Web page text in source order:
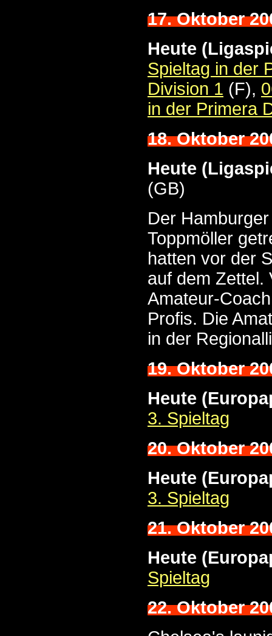
17. Oktober
Heute
Spieltag in der
Division 1 (F),
in der Primera
18. Oktober
Heute
(GB)
Der
Toppmöller
hatten vor der
auf dem Zettel.
Amateur-
Profis. Die
in der
19. Oktober
Heute
3. Spieltag
20. Oktober
Heute
3. Spieltag
21. Oktober
Heute
Spieltag
22. Oktober